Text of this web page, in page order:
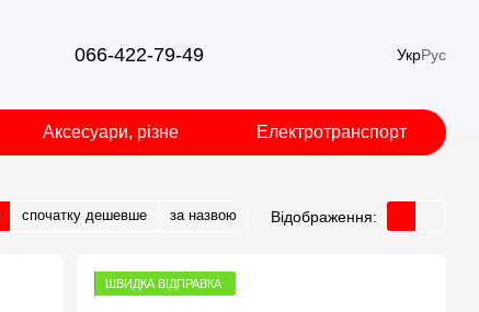
066-422-79-49 УкрРус
Аксесуари, різне Електротранспорт
спочатку дешевше за назвою Відображення:
ШВИДКА ВІДПРАВКА